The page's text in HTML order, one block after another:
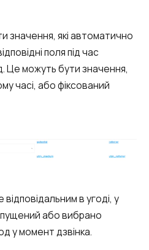
значення, які автоматично
поля під час
Це можуть бути значення,
часі, або фіксований
в угоді, у
або вибрано
у момент дзвінка.